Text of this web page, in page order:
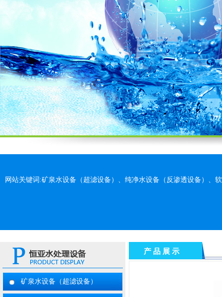
网站关键词:矿泉水设备（超滤设备）、纯净水设备（反渗透设备）、
矿泉水设备（超滤设备）
产 品 展 示